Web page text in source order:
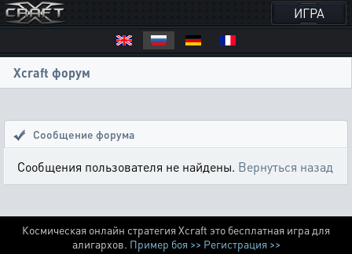
ИГРА
Xcraft форум
Сообщение форума
Сообщения пользователя не найдены. Вернуться назад
Космическая онлайн стратегия Xcraft это бесплатная игра для
алигархов. Пример боя >> Регистрация >>